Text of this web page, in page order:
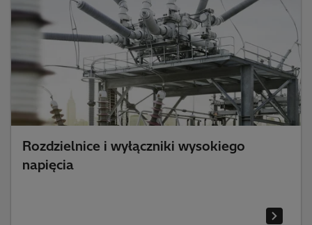
Rozdzielnice i wyłączniki wysokiego
napięcia